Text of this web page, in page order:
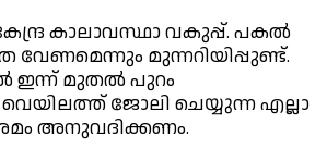
കാലാവസ്ഥാ വകുപ്പ്. പകല്‍
മുന്നറിയിപ്പുണ്ട്.
ഇന്ന് മുതല്‍ പുറം
ജോലി ചെയ്യുന്ന എല്ലാ
അനുവദിക്കണം.